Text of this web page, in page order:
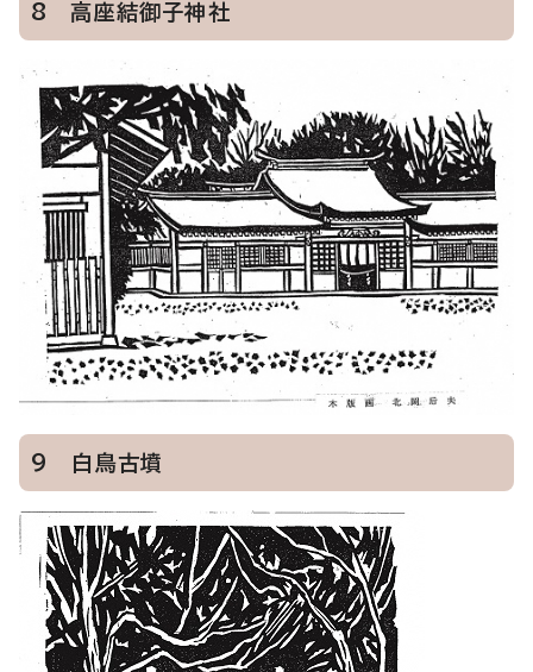
8 高座結御子神社
9 白鳥古墳